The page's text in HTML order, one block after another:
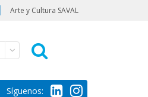
Arte y Cultura SAVAL
Síguenos: